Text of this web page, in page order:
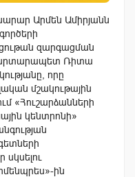
Արմեն Ամիրյանն
զարգացման
Ռիտա
որը
մշակութային
«Հուշարձանների
կեն­տրոնի»
ին